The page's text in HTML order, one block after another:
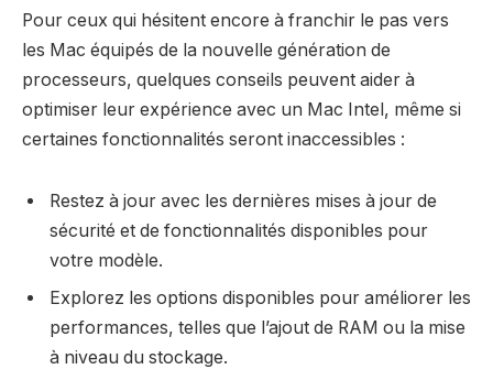
Pour ceux qui hésitent encore à franchir le pas vers
les Mac équipés de la nouvelle génération de
processeurs, quelques conseils peuvent aider à
optimiser leur expérience avec un Mac Intel, même si
certaines fonctionnalités seront inaccessibles :
Restez à jour avec les dernières mises à jour de
sécurité et de fonctionnalités disponibles pour
votre modèle.
Explorez les options disponibles pour améliorer les
performances, telles que l’ajout de RAM ou la mise
à niveau du stockage.